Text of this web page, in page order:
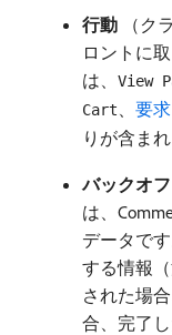
行動 （ク
ロントに
は、
View
Cart、 要求
りが含ま
バックオ
は、
データで
する情報
された場
合、完了